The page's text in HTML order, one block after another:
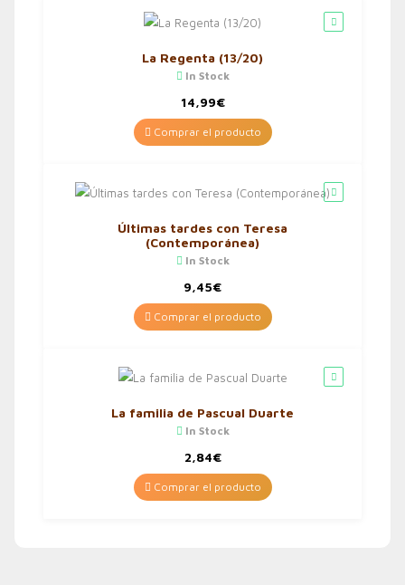
La Regenta (13/20)
In Stock
14,99€
Comprar el producto
Últimas tardes con Teresa
(Contemporánea)
In Stock
9,45€
Comprar el producto
La familia de Pascual Duarte
In Stock
2,84€
Comprar el producto